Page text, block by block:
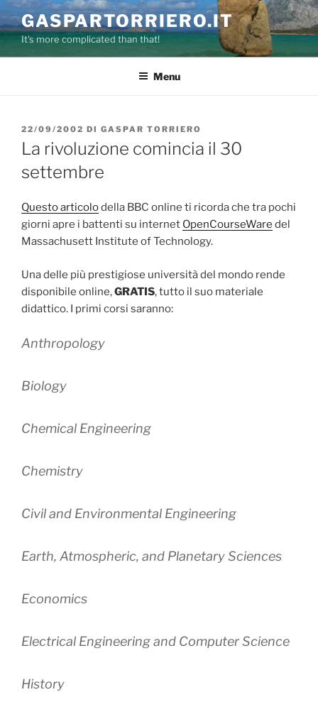
Salta
al
contenuto
GASPARTORRIERO.IT
It's more complicated than that!
Menu
PUBBLICATO
IL
22/09/2002 DI GASPAR TORRIERO
La rivoluzione comincia il 30
settembre
Questo articolodella BBC online ti ricorda che tra pochi
giorni apre i battenti su internet OpenCourseWare del
Massachusett Institute of Technology.
Una delle più prestigiose università del mondo rende
disponibile online,GRATIS, tutto il suo materiale
didattico. I primi corsi saranno:
Anthropology
Biology
Chemical Engineering
Chemistry
Civil and Environmental Engineering
Earth, Atmospheric, and Planetary Sciences
Economics
Electrical Engineering and Computer Science
History